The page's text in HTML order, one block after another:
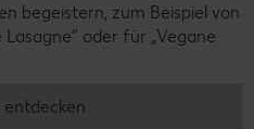
begeistern, zum Beispiel von
oder für „Vegane
entdecken